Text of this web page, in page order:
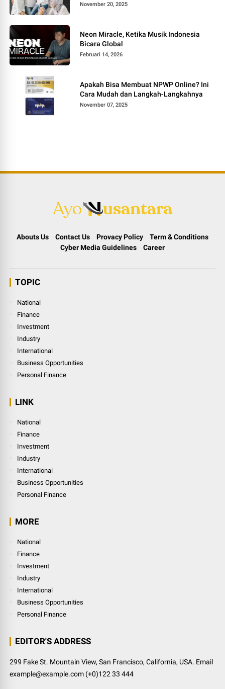
November 20, 2025
Neon Miracle, Ketika Musik Indonesia
Bicara Global
Februari 14, 2026
Apakah Bisa Membuat NPWP Online? Ini
Cara Mudah dan Langkah-Langkahnya
November 07, 2025
Abouts Us Contact Us Provacy Policy
Term & Conditions
Cyber Media Guidelines
Career
TOPIC
National
Finance
Investment
Industry
International
Business Opportunities
Personal Finance
LINK
National
Finance
Investment
Industry
International
Business Opportunities
Personal Finance
MORE
National
Finance
Investment
Industry
International
Business Opportunities
Personal Finance
EDITOR'S ADDRESS
299 Fake St. Mountain View, San Francisco, California, USA. Email
example@example.com (+0)122 33 444